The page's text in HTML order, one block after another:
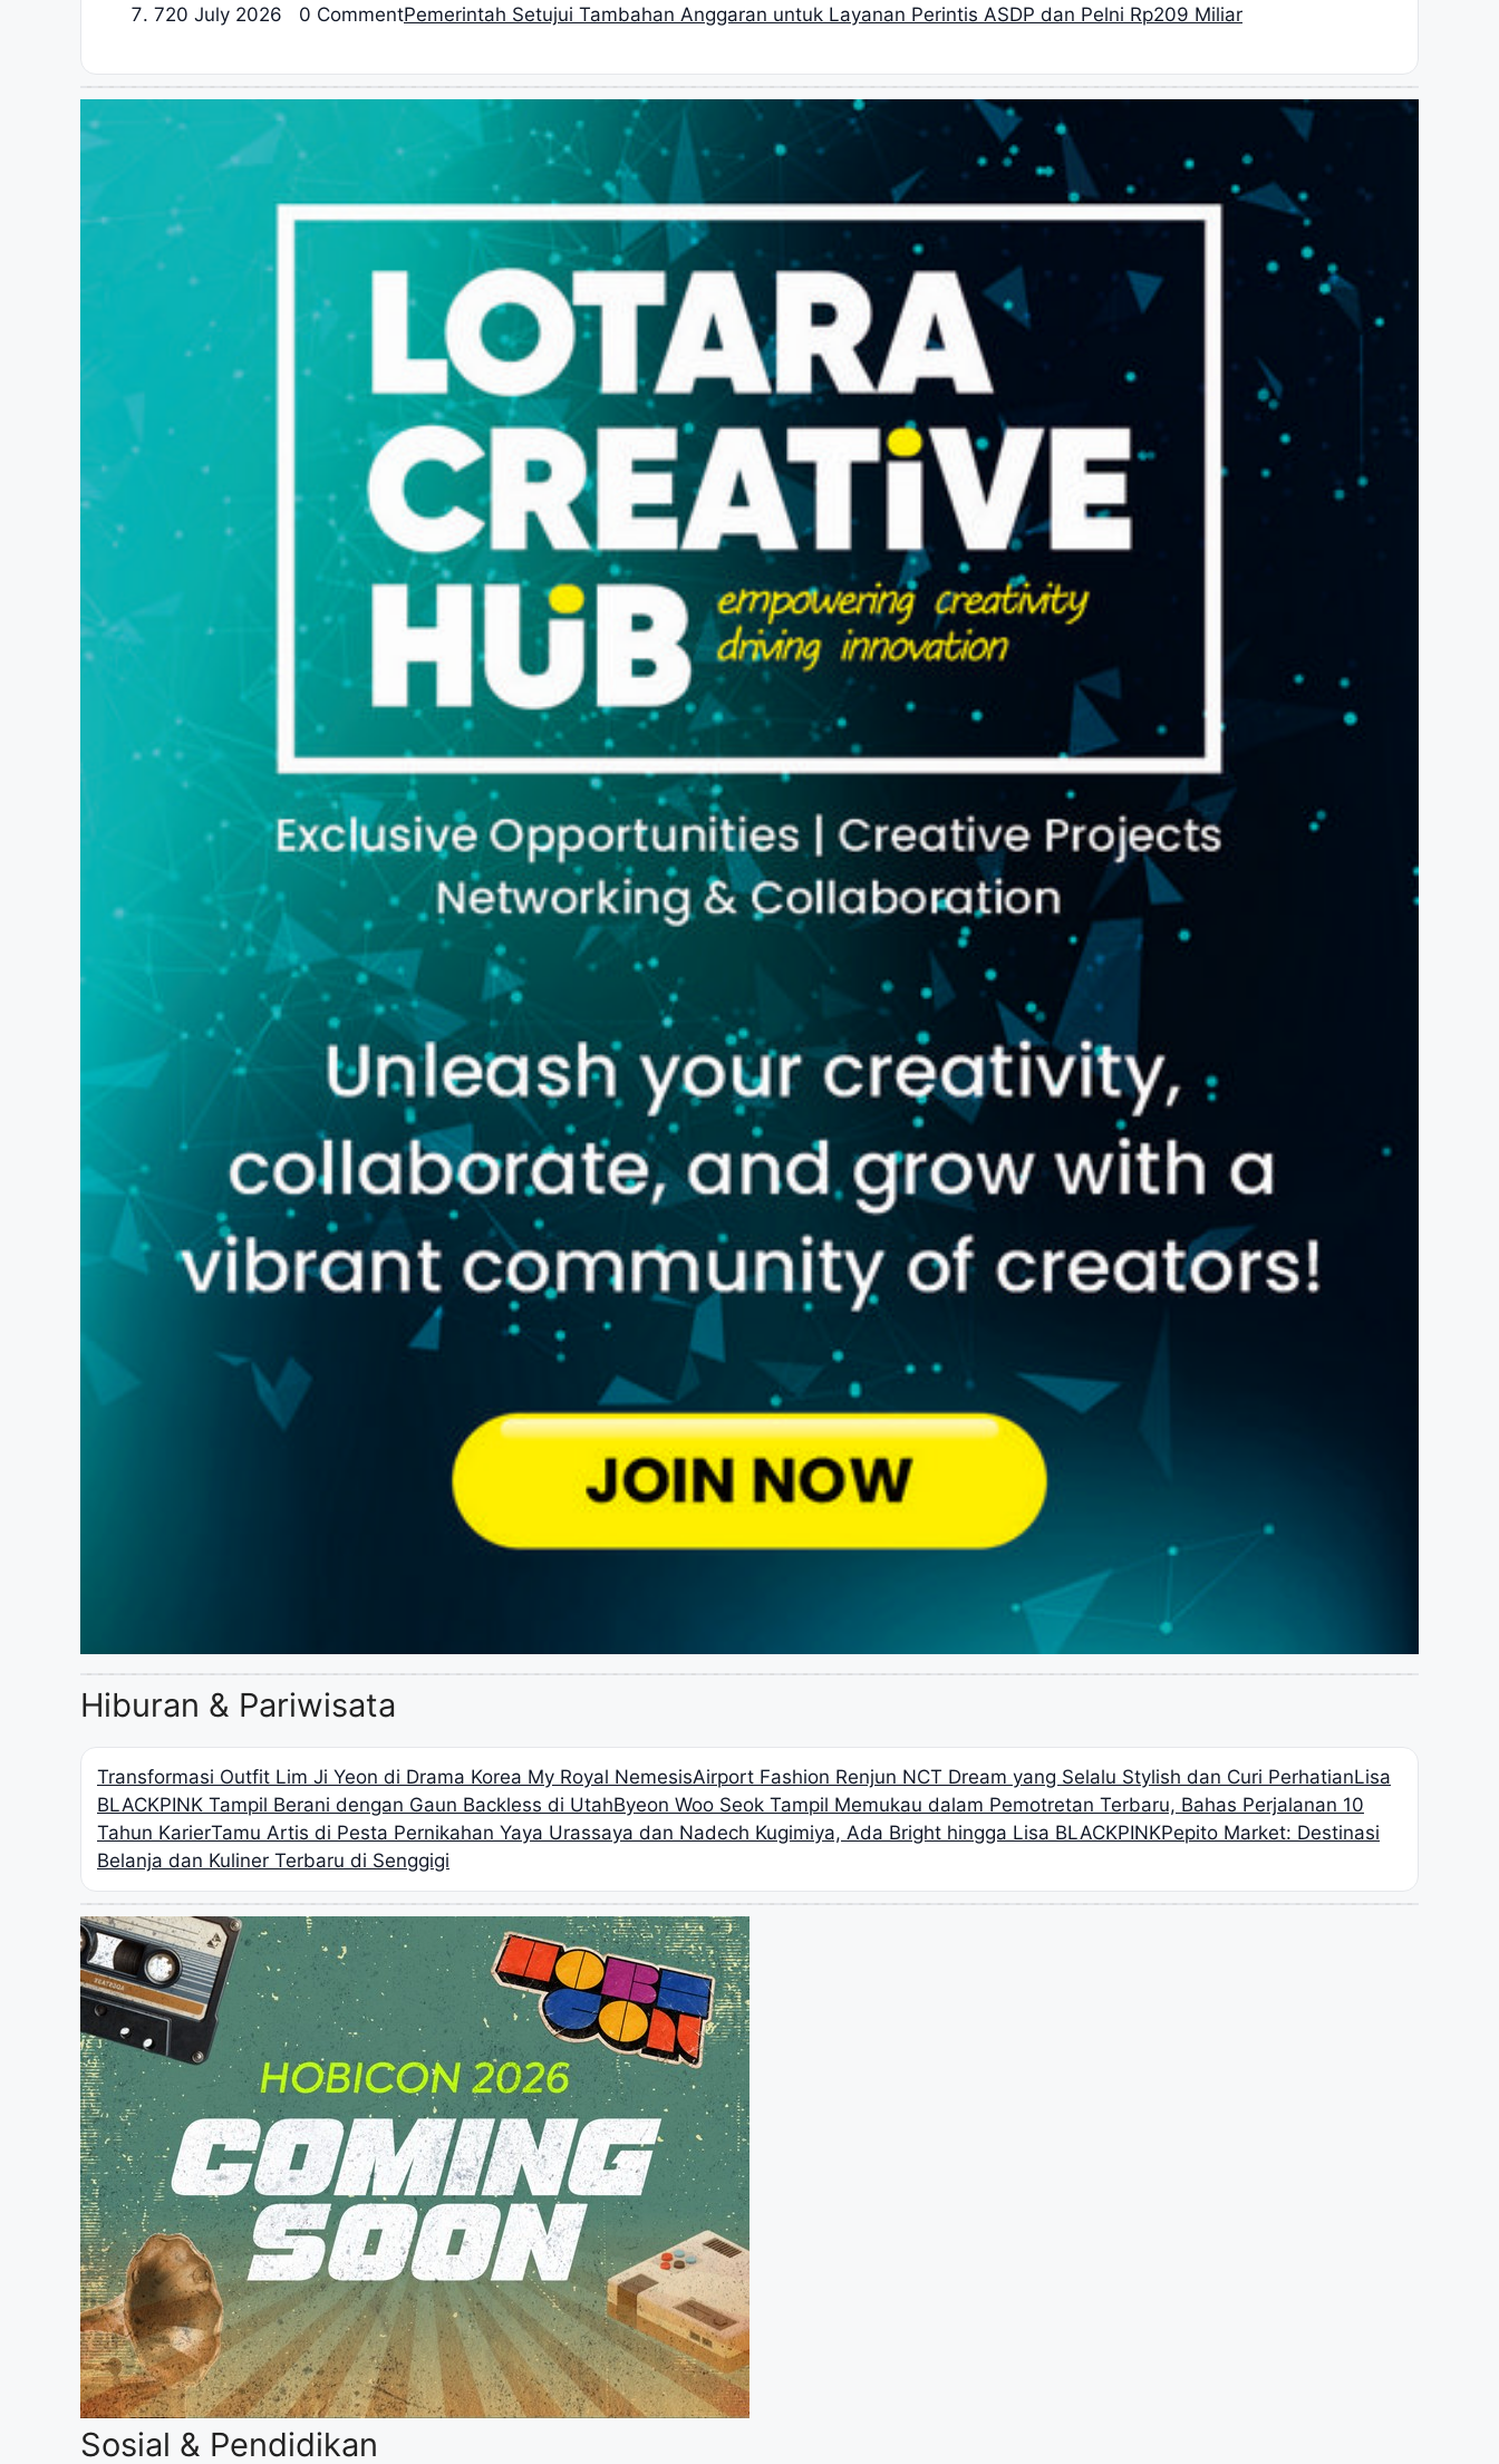
720 July 2026 0 CommentPemerintah Setujui Tambahan Anggaran untuk Layanan Perintis ASDP dan Pelni Rp209 Miliar
Hiburan & Pariwisata
Transformasi Outfit Lim Ji Yeon di Drama Korea My Royal NemesisAirport Fashion Renjun NCT Dream yang Selalu Stylish dan Curi PerhatianLisa
BLACKPINK Tampil Berani dengan Gaun Backless di UtahByeon Woo Seok Tampil Memukau dalam Pemotretan Terbaru, Bahas Perjalanan 10
Tahun KarierTamu Artis di Pesta Pernikahan Yaya Urassaya dan Nadech Kugimiya, Ada Bright hingga Lisa BLACKPINKPepito Market: Destinasi
Belanja dan Kuliner Terbaru di Senggigi
Sosial & Pendidikan